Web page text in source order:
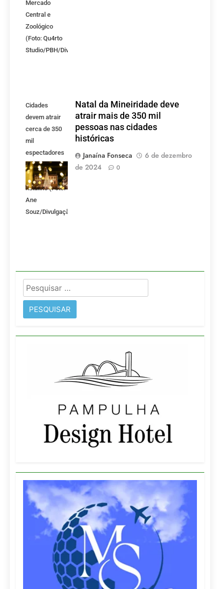
Mercado
Central e
Zoológico
(Foto: Qu4rto
Studio/PBH/Divulgação)
Cidades
devem atrair
cerca de 350
mil
espectadores
durante todo o
período
natalino (Foto:
Ane
Souz/Divulgação)
Natal da Mineiridade deve
atrair mais de 350 mil
pessoas nas cidades
históricas
Janaína Fonseca
6 de dezembro
de 2024
0
Pesquisar
por: